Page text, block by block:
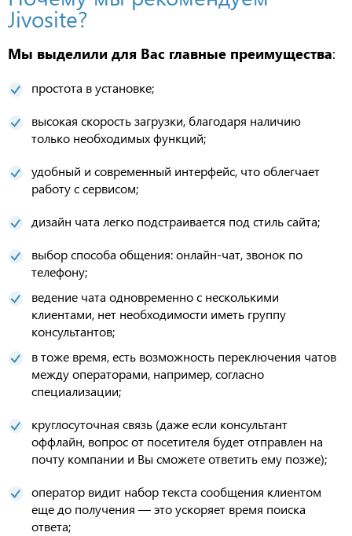
Jivosite?
Мы выделили для Вас главные преимущества:
простота в установке;
высокая скорость загрузки, благодаря наличию
только необходимых функций;
удобный и современный интерфейс, что облегчает
работу с сервисом;
дизайн чата легко подстраивается под стиль сайта;
выбор способа общения: онлайн-чат, звонок по
телефону;
ведение чата одновременно с несколькими
клиентами, нет необходимости иметь группу
консультантов;
в тоже время, есть возможность переключения чатов
между операторами, например, согласно
специализации;
круглосуточная связь (даже если консультант
оффлайн, вопрос от посетителя будет отправлен на
почту компании и Вы сможете ответить ему позже);
оператор видит набор текста сообщения клиентом
еще до получения — это ускоряет время поиска
ответа;